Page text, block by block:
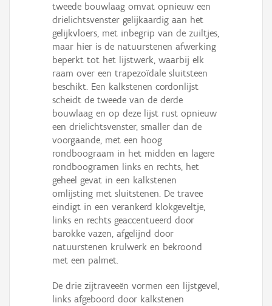
tweede bouwlaag omvat opnieuw een
drielichtsvenster gelijkaardig aan het
gelijkvloers, met inbegrip van de zuiltjes,
maar hier is de natuurstenen afwerking
beperkt tot het lijstwerk, waarbij elk
raam over een trapezoïdale sluitsteen
beschikt. Een kalkstenen cordonlijst
scheidt de tweede van de derde
bouwlaag en op deze lijst rust opnieuw
een drielichtsvenster, smaller dan de
voorgaande, met een hoog
rondboograam in het midden en lagere
rondboogramen links en rechts, het
geheel gevat in een kalkstenen
omlijsting met sluitstenen. De travee
eindigt in een verankerd klokgeveltje,
links en rechts geaccentueerd door
barokke vazen, afgelijnd door
natuurstenen krulwerk en bekroond
met een palmet.
De drie zijtraveeën vormen een lijstgevel,
links afgeboord door kalkstenen